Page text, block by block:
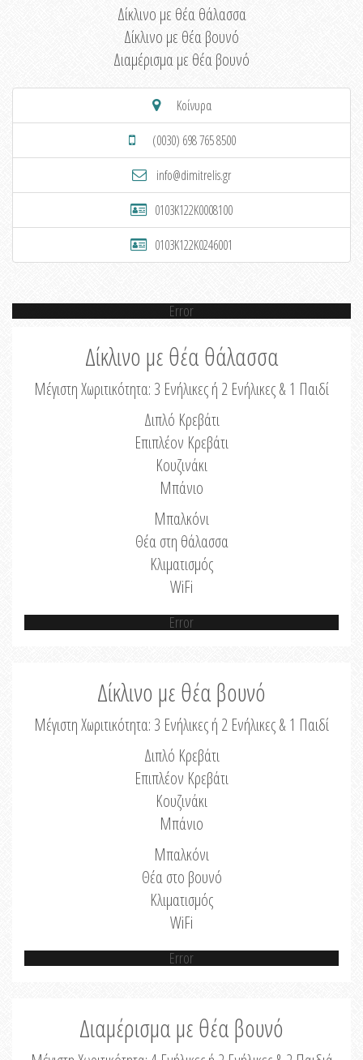
Δίκλινο με θέα θάλασσα
Δίκλινο με θέα βουνό
Διαμέρισμα με θέα βουνό
Κοίνυρα
(0030) 698 765 8500
info@dimitrelis.gr
0103K122K0008100
0103K122K0246001
Error
Δίκλινο με θέα θάλασσα
Μέγιστη Χωριτικότητα: 3 Ενήλικες ή 2 Ενήλικες & 1 Παιδί
Διπλό Κρεβάτι
Επιπλέον Κρεβάτι
Κουζινάκι
Μπάνιο
Μπαλκόνι
Θέα στη θάλασσα
Κλιματισμός
WiFi
Error
Δίκλινο με θέα βουνό
Μέγιστη Χωριτικότητα: 3 Ενήλικες ή 2 Ενήλικες & 1 Παιδί
Διπλό Κρεβάτι
Επιπλέον Κρεβάτι
Κουζινάκι
Μπάνιο
Μπαλκόνι
Θέα στο βουνό
Κλιματισμός
WiFi
Error
Διαμέρισμα με θέα βουνό